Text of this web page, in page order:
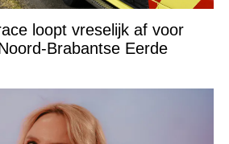
loopt vreselijk af voor
Brabantse Eerde